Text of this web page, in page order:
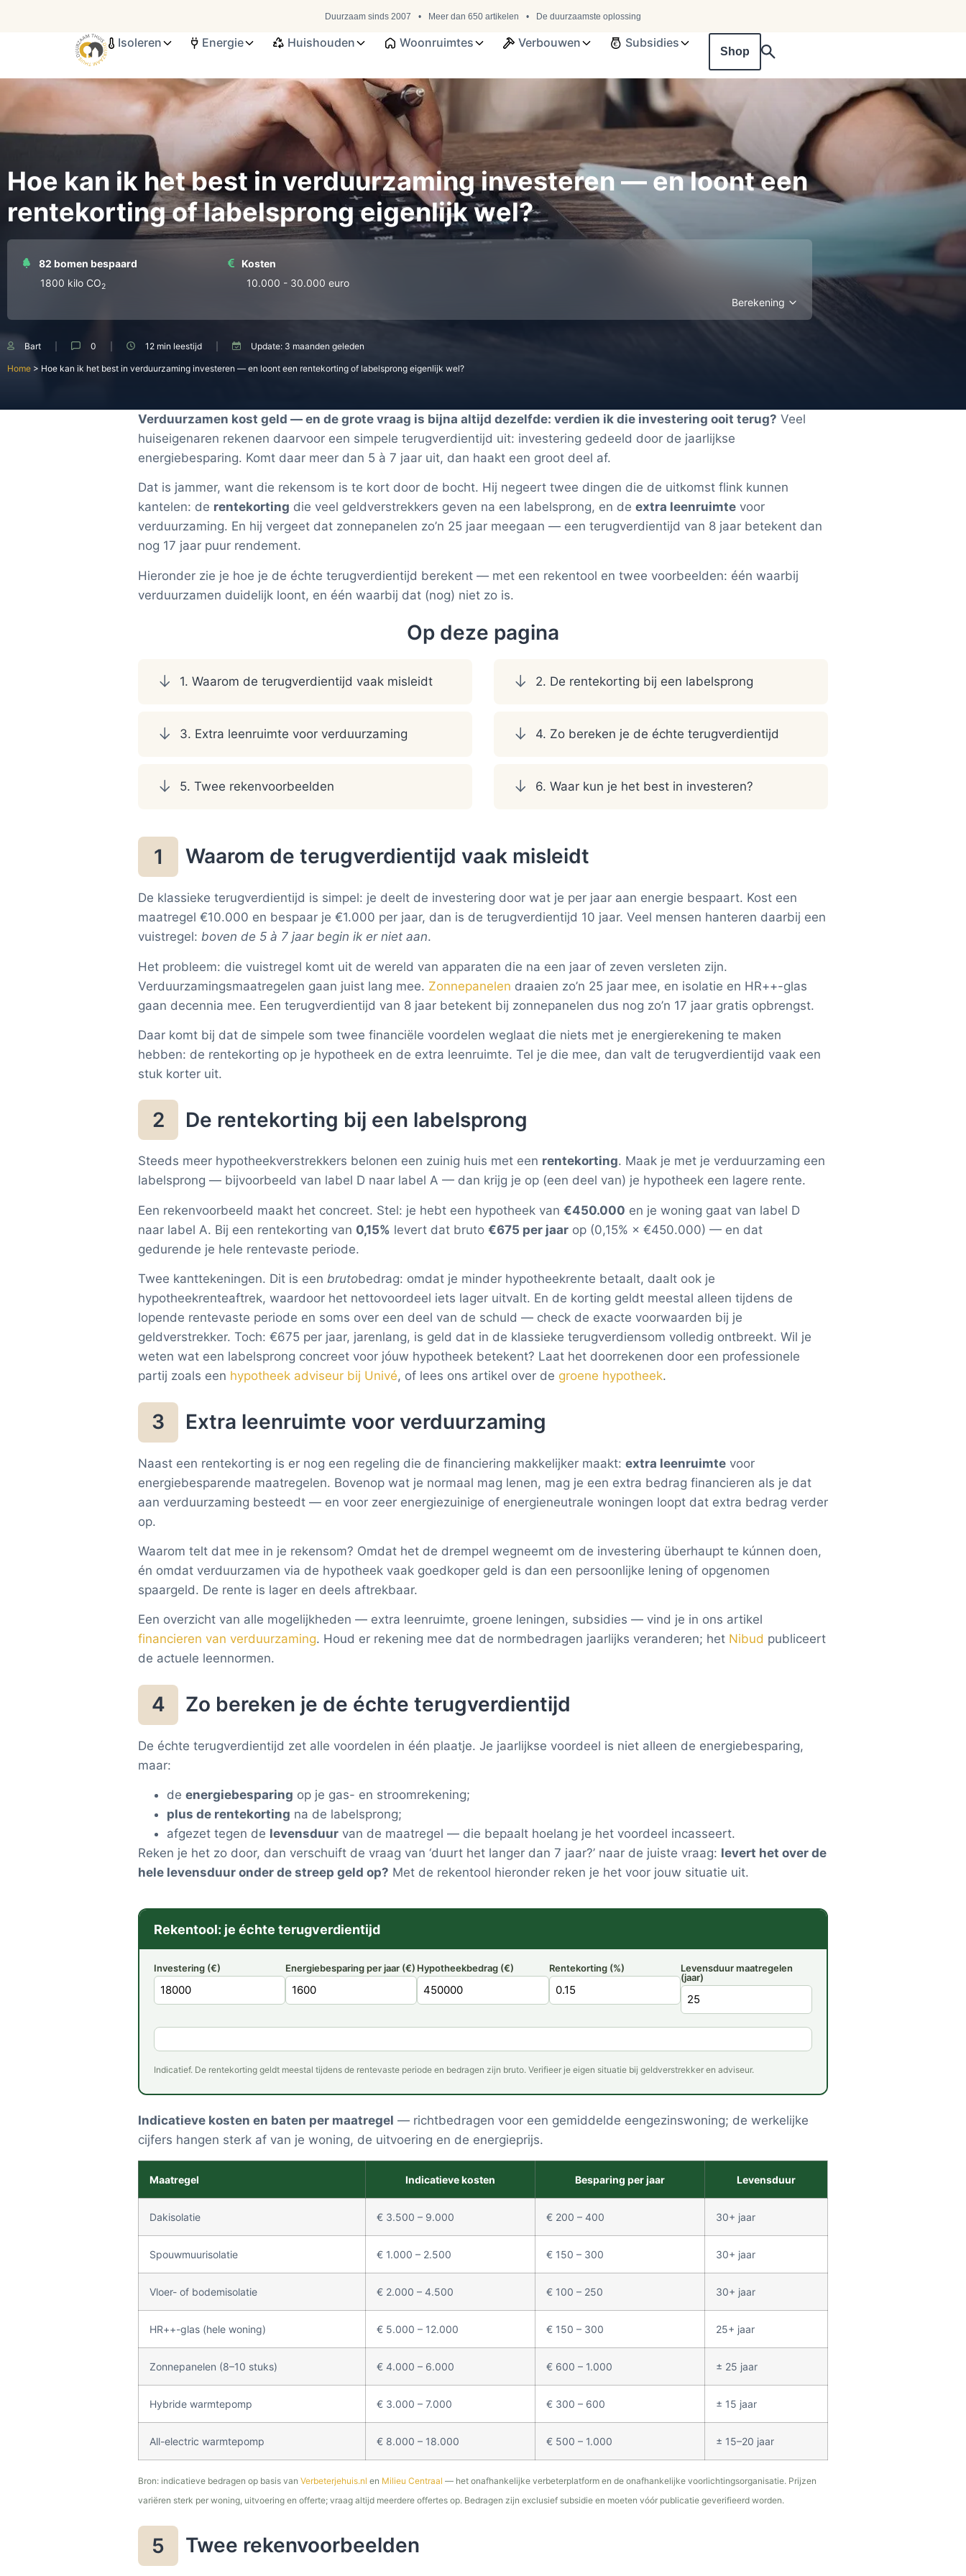
Duurzaam sinds 2007 Meer dan 650 artikelen De duurzaamste oplossing
Isoleren Energie Huishouden Woonruimtes Verbouwen Subsidies
Shop
Hoe kan ik het best in verduurzaming investeren — en loont een
rentekorting of labelsprong eigenlijk wel?
82 bomen bespaard
1800 kilo СО2
Kosten
10.000 - 30.000 euro
Berekening
Bart 0 12 min leestijd Update: 3 maanden geleden
Home > Hoe kan ik het best in verduurzaming investeren — en loont een rentekorting of labelsprong eigenlijk wel?
Verduurzamen kost geld — en de grote vraag is bijna altijd dezelfde: verdien ik die investering ooit terug? Veel
huiseigenaren rekenen daarvoor een simpele terugverdientijd uit: investering gedeeld door de jaarlijkse
energiebesparing. Komt daar meer dan 5 à 7 jaar uit, dan haakt een groot deel af.
Dat is jammer, want die rekensom is te kort door de bocht. Hij negeert twee dingen die de uitkomst flink kunnen
kantelen: de rentekorting die veel geldverstrekkers geven na een labelsprong, en de extra leenruimte voor
verduurzaming. En hij vergeet dat zonnepanelen zo’n 25 jaar meegaan — een terugverdientijd van 8 jaar betekent dan
nog 17 jaar puur rendement.
Hieronder zie je hoe je de échte terugverdientijd berekent — met een rekentool en twee voorbeelden: één waarbij
verduurzamen duidelijk loont, en één waarbij dat (nog) niet zo is.
Op deze pagina
1. Waarom de terugverdientijd vaak misleidt 2. De rentekorting bij een labelsprong
3. Extra leenruimte voor verduurzaming 4. Zo bereken je de échte terugverdientijd
5. Twee rekenvoorbeelden 6. Waar kun je het best in investeren?
1 Waarom de terugverdientijd vaak misleidt
De klassieke terugverdientijd is simpel: je deelt de investering door wat je per jaar aan energie bespaart. Kost een
maatregel €10.000 en bespaar je €1.000 per jaar, dan is de terugverdientijd 10 jaar. Veel mensen hanteren daarbij een
vuistregel: boven de 5 à 7 jaar begin ik er niet aan.
Het probleem: die vuistregel komt uit de wereld van apparaten die na een jaar of zeven versleten zijn.
Verduurzamingsmaatregelen gaan juist lang mee. Zonnepanelen draaien zo’n 25 jaar mee, en isolatie en HR++-glas
gaan decennia mee. Een terugverdientijd van 8 jaar betekent bij zonnepanelen dus nog zo’n 17 jaar gratis opbrengst.
Daar komt bij dat de simpele som twee financiële voordelen weglaat die niets met je energierekening te maken
hebben: de rentekorting op je hypotheek en de extra leenruimte. Tel je die mee, dan valt de terugverdientijd vaak een
stuk korter uit.
2 De rentekorting bij een labelsprong
Steeds meer hypotheekverstrekkers belonen een zuinig huis met een rentekorting. Maak je met je verduurzaming een
labelsprong — bijvoorbeeld van label D naar label A — dan krijg je op (een deel van) je hypotheek een lagere rente.
Een rekenvoorbeeld maakt het concreet. Stel: je hebt een hypotheek van €450.000 en je woning gaat van label D
naar label A. Bij een rentekorting van 0,15% levert dat bruto €675 per jaar op (0,15% × €450.000) — en dat
gedurende je hele rentevaste periode.
Twee kanttekeningen. Dit is een brutobedrag: omdat je minder hypotheekrente betaalt, daalt ook je
hypotheekrenteaftrek, waardoor het nettovoordeel iets lager uitvalt. En de korting geldt meestal alleen tijdens de
lopende rentevaste periode en soms over een deel van de schuld — check de exacte voorwaarden bij je
geldverstrekker. Toch: €675 per jaar, jarenlang, is geld dat in de klassieke terugverdiensom volledig ontbreekt. Wil je
weten wat een labelsprong concreet voor jóuw hypotheek betekent? Laat het doorrekenen door een professionele
partij zoals een hypotheek adviseur bij Univé, of lees ons artikel over de groene hypotheek.
3 Extra leenruimte voor verduurzaming
Naast een rentekorting is er nog een regeling die de financiering makkelijker maakt: extra leenruimte voor
energiebesparende maatregelen. Bovenop wat je normaal mag lenen, mag je een extra bedrag financieren als je dat
aan verduurzaming besteedt — en voor zeer energiezuinige of energieneutrale woningen loopt dat extra bedrag verder
op.
Waarom telt dat mee in je rekensom? Omdat het de drempel wegneemt om de investering überhaupt te kúnnen doen,
én omdat verduurzamen via de hypotheek vaak goedkoper geld is dan een persoonlijke lening of opgenomen
spaargeld. De rente is lager en deels aftrekbaar.
Een overzicht van alle mogelijkheden — extra leenruimte, groene leningen, subsidies — vind je in ons artikel
financieren van verduurzaming. Houd er rekening mee dat de normbedragen jaarlijks veranderen; het Nibud publiceert
de actuele leennormen.
4 Zo bereken je de échte terugverdientijd
De échte terugverdientijd zet alle voordelen in één plaatje. Je jaarlijkse voordeel is niet alleen de energiebesparing,
maar:
de energiebesparing op je gas- en stroomrekening;
plus de rentekorting na de labelsprong;
afgezet tegen de levensduur van de maatregel — die bepaalt hoelang je het voordeel incasseert.
Reken je het zo door, dan verschuift de vraag van ‘duurt het langer dan 7 jaar?’ naar de juiste vraag: levert het over de
hele levensduur onder de streep geld op? Met de rekentool hieronder reken je het voor jouw situatie uit.
Rekentool: je échte terugverdientijd
Investering (€) Energiebesparing per jaar (€) Hypotheekbedrag (€) Rentekorting (%)
Levensduur maatregelen
(jaar)
Indicatief. De rentekorting geldt meestal tijdens de rentevaste periode en bedragen zijn bruto. Verifieer je eigen situatie bij geldverstrekker en adviseur.
Indicatieve kosten en baten per maatregel — richtbedragen voor een gemiddelde eengezinswoning; de werkelijke
cijfers hangen sterk af van je woning, de uitvoering en de energieprijs.
Maatregel Indicatieve kosten Besparing per jaar Levensduur
Dakisolatie € 3.500 – 9.000 € 200 – 400 30+ jaar
Spouwmuurisolatie € 1.000 – 2.500 € 150 – 300 30+ jaar
Vloer- of bodemisolatie € 2.000 – 4.500 € 100 – 250 30+ jaar
HR++-glas (hele woning) € 5.000 – 12.000 € 150 – 300 25+ jaar
Zonnepanelen (8–10 stuks) € 4.000 – 6.000 € 600 – 1.000 ± 25 jaar
Hybride warmtepomp € 3.000 – 7.000 € 300 – 600 ± 15 jaar
All-electric warmtepomp € 8.000 – 18.000 € 500 – 1.000 ± 15–20 jaar
Bron: indicatieve bedragen op basis van Verbeterjehuis.nl en Milieu Centraal — het onafhankelijke verbeterplatform en de onafhankelijke voorlichtingsorganisatie. Prijzen
variëren sterk per woning, uitvoering en offerte; vraag altijd meerdere offertes op. Bedragen zijn exclusief subsidie en moeten vóór publicatie geverifieerd worden.
5 Twee rekenvoorbeelden